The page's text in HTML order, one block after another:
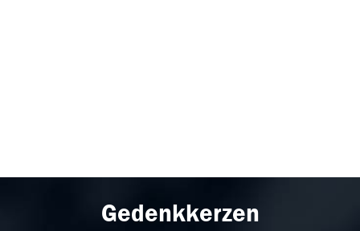
Gedenkkerzen